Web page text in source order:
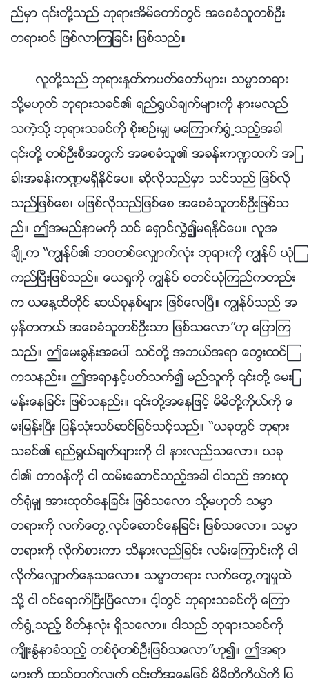
ည္မွာ ၎တို႔သည္ ဘုရားအိမ္ေတာ္တြင္ အေစခံသူတစ္ဦး
တရားဝင္ ျဖစ္လာၾကျခင္း ျဖစ္သည္။
လူတို႔သည္ ဘုရားႏႈတ္ကပတ္ေတာ္မ်ား၊ သမၼာတရား
သို႔မဟုတ္ ဘုရားသခင္၏ ရည္႐ြယ္ခ်က္မ်ားကို နားမလည္
သကဲ့သို႔ ဘုရားသခင္ကို စိုးစဥ္းမွ် မေၾကာက္႐ြံ႕သည့္အခါ
၎တို႔ တစ္ဦးစီအတြက္ အေစခံသူ၏ အခန္းက႑ထက္ အျ
ခားအခန္းက႑မရွိႏိုင္ေပ။ ဆိုလိုသည္မွာ သင္သည္ ျဖစ္လို
သည္ျဖစ္ေစ၊ မျဖစ္လိုသည္ျဖစ္ေစ အေစခံသူတစ္ဦးျဖစ္သ
ည္။ ဤအမည္နာမကို သင္ ေရွာင္လႊဲ၍မရႏိုင္ေပ။ လူအ
ခ်ိဳ႕က “ကြၽန္ုပ္၏ ဘဝတစ္ေလွ်ာက္လုံး ဘုရားကို ကြၽန္ုပ္ ယုံၾ
ကည္ၿပီးျဖစ္သည္။ ေယရႈကို ကြၽန္ုပ္ စတင္ယုံၾကည္ကတည္း
က ယေန႔ထိတိုင္ ဆယ္စုႏွစ္မ်ား ျဖစ္ေလၿပီ။ ကြၽန္ုပ္သည္ အ
မွန္တကယ္ အေစခံသူတစ္ဦးသာ ျဖစ္သေလာ”ဟု ေျပာၾက
သည္။ ဤေမးခြန္းအေပၚ သင္တို႔ အဘယ္အရာ ေတြးထင္ၾ
ကသနည္း။ ဤအရာႏွင့္ပတ္သက္၍ မည္သူကို ၎တို႔ ေမးျ
မန္းေနျခင္း ျဖစ္သနည္း။ ၎တို႔အေနျဖင့္ မိမိတို႔ကိုယ္ကို ေ
မးျမန္းၿပီး ျပန္သုံးသပ္ဆင္ျခင္သင့္သည္။ “ယခုတြင္ ဘုရား
သခင္၏ ရည္႐ြယ္ခ်က္မ်ားကို ငါ နားလည္သေလာ။ ယခု
ငါ၏ တာဝန္ကို ငါ ထမ္းေဆာင္သည့္အခါ ငါသည္ အားထု
တ္႐ုံမွ် အားထုတ္ေနျခင္း ျဖစ္သေလာ သို႔မဟုတ္ သမၼာ
တရားကို လက္ေတြ႕လုပ္ေဆာင္ေနျခင္း ျဖစ္သေလာ။ သမၼာ
တရားကို လိုက္စားကာ သိနားလည္ျခင္း လမ္းေၾကာင္းကို ငါ
လိုက္ေလွ်ာက္ေနသေလာ။ သမၼာတရား လက္ေတြ႕က်မႈထဲ
သို႔ ငါ ဝင္ေရာက္ၿပီးၿပီေလာ။ ငါ့တြင္ ဘုရားသခင္ကို ေၾကာ
က္႐ြံ႕သည့္ စိတ္ႏွလုံး ရွိသေလာ။ ငါသည္ ဘုရားသခင္ကို
က်ိဳးႏြံနာခံသည့္ တစ္စုံတစ္ဦးျဖစ္သေလာ”ဟူ၍။ ဤအရာ